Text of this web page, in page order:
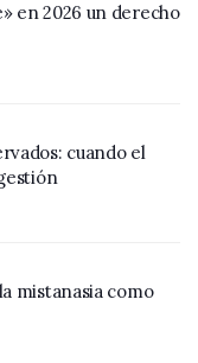
en 2026 un derecho
cuando el
mistanasia como